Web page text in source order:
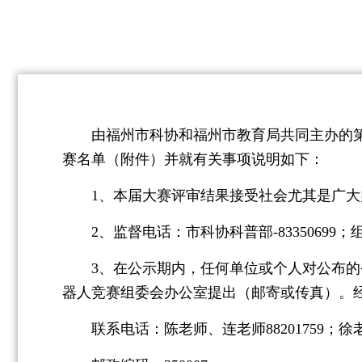
由福州市科协和福州市教育局共同主办的第
赛名单（附件）并就有关事项说明如下：
1、本届大赛评审结果接受社会尤其是广大
2、监督电话：市科协科普部-83350699；组
3、在公示期内，任何单位或个人对公布的
器人竞赛组委会办公室提出（邮寄或传真）
联系电话：陈老师、连老师88201759；徐